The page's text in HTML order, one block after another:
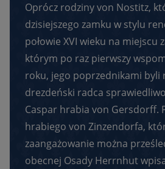
Oprócz rodziny von Nostitz,
dzisiejszego zamku w stylu
połowie XVI wieku na miejscu
którym po raz pierwszy
roku, jego poprzednikami byli
drezdeński radca
Caspar hrabia von Gersdorff.
hrabiego von Zinzendorfa,
zaangażowanie można
obecnej Osady Herrnhut